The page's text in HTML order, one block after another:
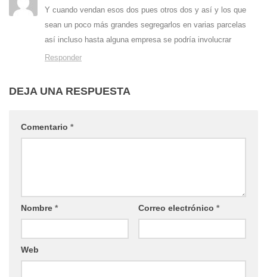
Y cuando vendan esos dos pues otros dos y así y los que
sean un poco más grandes segregarlos en varias parcelas
así incluso hasta alguna empresa se podría involucrar
Responder
DEJA UNA RESPUESTA
Comentario *
Nombre * Correo electrónico *
Web